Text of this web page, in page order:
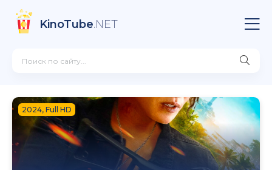
KinoTube.NET
2024, Full HD